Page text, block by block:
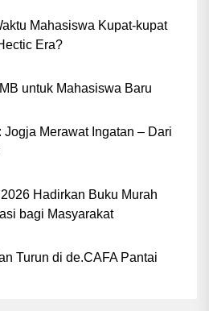
Mahasiswa Kupat-kupat
Era?
untuk Mahasiswa Baru
Jogja Merawat Ingatan – Dari
Hadirkan Buku Murah
bagi Masyarakat
Turun di de.CAFA Pantai